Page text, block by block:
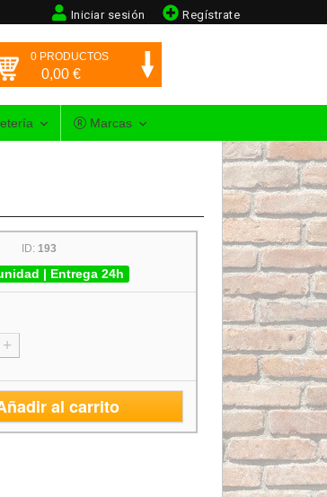
Regístrate
Iniciar sesión
0 PRODUCTOS
0,00 €
Marcas
ID: 193
| Entrega 24h
+
al carrito